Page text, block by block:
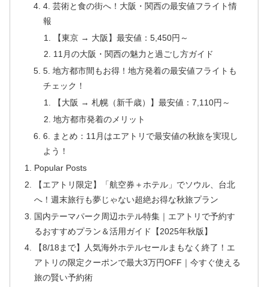
4. 芸術と食の街へ！大阪・関西の最安値フライト情
報
【東京 → 大阪】最安値：5,450円～
11月の大阪・関西の魅力と過ごし方ガイド
5. 地方都市間もお得！地方発着の最安値フライトも
チェック！
【大阪 → 札幌（新千歳）】最安値：7,110円～
地方都市発着のメリット
6. まとめ：11月はエアトリで最安値の秋旅を実現し
よう！
Popular Posts
【エアトリ限定】「航空券＋ホテル」でソウル、台北
へ！週末旅行も夢じゃない超絶お得な秋旅プラン
国内テーマパーク周辺ホテル特集｜エアトリで予約す
るおすすめプラン＆活用ガイド【2025年秋版】
【8/18まで】人気海外ホテルセールまもなく終了！エ
アトリの限定クーポンで最大3万円OFF｜今すぐ使える
旅の賢い予約術